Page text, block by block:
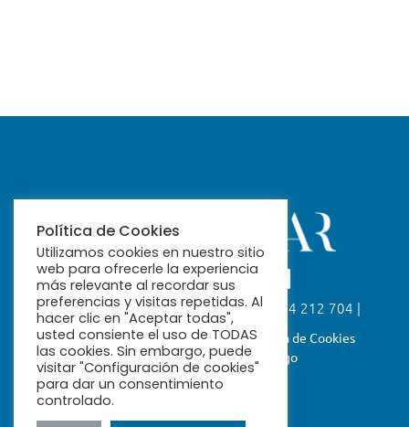
Calle Fabiola, 26. 41004 Sevilla | 954 212 704 |
ribamar@ribamar.org
Aviso LegalPolítica de PrivacidadPolítica de Cookies
Términos y Condiciones de Pago
Política de Cookies
Utilizamos cookies en nuestro sitio
web para ofrecerle la experiencia
más relevante al recordar sus
preferencias y visitas repetidas. Al
hacer clic en "Aceptar todas",
usted consiente el uso de TODAS
las cookies. Sin embargo, puede
visitar "Configuración de cookies"
para dar un consentimiento
controlado.